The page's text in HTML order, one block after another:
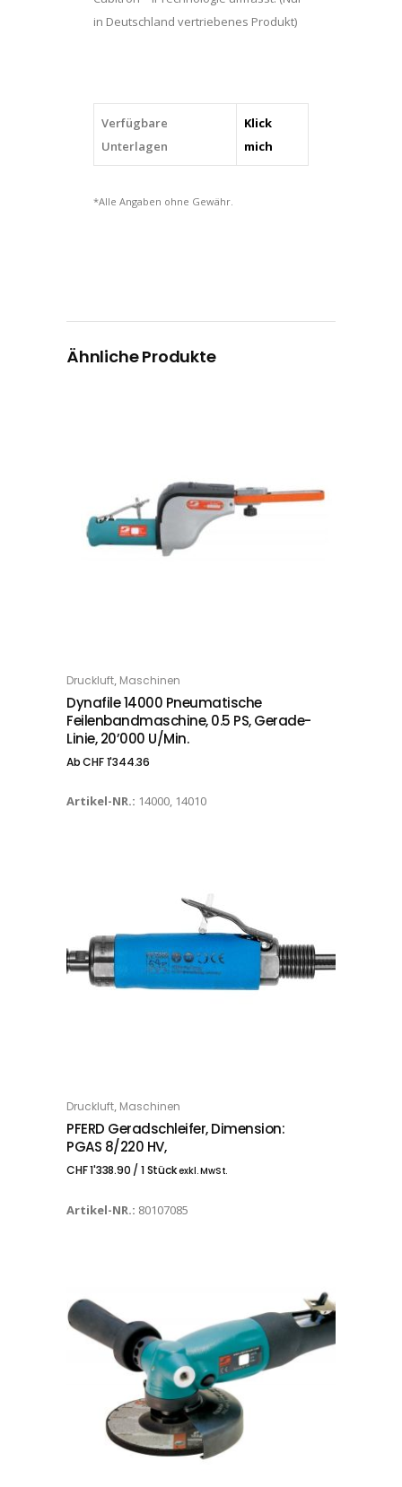
in Deutschland vertriebenes Produkt)
Verfügbare
Unterlagen
Klick
mich
*Alle Angaben ohne Gewähr.
Ähnliche Produkte
OPTIONS
Druckluft, Maschinen
Dynafile 14000 Pneumatische
Feilenbandmaschine, 0.5 PS, Gerade-
Linie, 20’000 U/min.
AbCHF1'344.36
Artikel-NR.: 14000, 14010
IN DEN WARENKORB
Druckluft, Maschinen
PFERD Geradschleifer, Dimension:
PGAS 8/220 HV,
CHF1'338.90 / 1 Stückexkl. MwSt.
Artikel-NR.: 80107085